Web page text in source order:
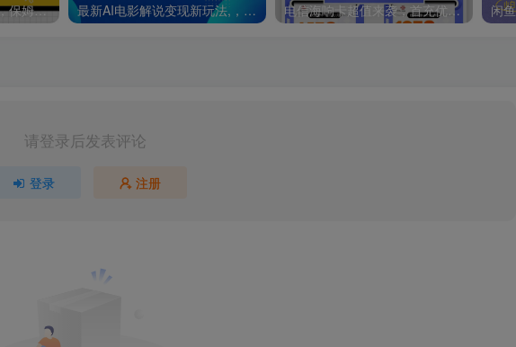
最新简历模板掘金玩法，保姆级喂饭教学，小白也能轻松上手月入2W+，超值首选副业！ 最新AI电影解说变现新玩法,，5分钟一条视频，轻松过原创，快速涨粉，日入900+ 电信海响卡超值来袭，首充优惠、赠送话费流量，不容错过！
请登录后发表评论
登录 注册